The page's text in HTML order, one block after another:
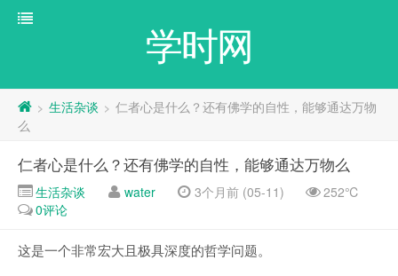
学时网
> 生活杂谈 > 仁者心是什么？还有佛学的自性，能够通达万物
么
仁者心是什么？还有佛学的自性，能够通达万物么
生活杂谈 water 3个月前 (05-11)
252℃
0评论
这是一个非常宏大且极具深度的哲学问题。